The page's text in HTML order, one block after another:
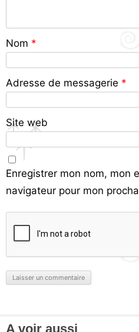
Nom *
Adresse de messagerie *
Site web
Enregistrer mon nom, mon
navigateur pour mon
A voir aussi